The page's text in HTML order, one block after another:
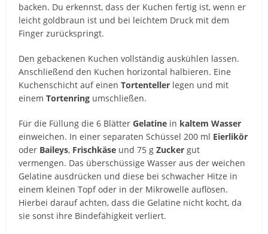
backen. Du erkennst, dass der Kuchen fertig ist, wenn er
leicht goldbraun ist und bei leichtem Druck mit dem
Finger zurückspringt.
Den gebackenen Kuchen vollständig auskühlen lassen.
Anschließend den Kuchen horizontal halbieren. Eine
Kuchenschicht auf einenTortenteller legen und mit
einemTortenring umschließen.
Für die Füllung die 6 BlätterGelatine in kaltem Wasser
einweichen. In einer separaten Schüssel 200 ml Eierlikör
oder Baileys, Frischkäse und 75 gZucker gut
vermengen. Das überschüssige Wasser aus der weichen
Gelatine ausdrücken und diese bei schwacher Hitze in
einem kleinen Topf oder in der Mikrowelle auflösen.
Hierbei darauf achten, dass die Gelatine nicht kocht, da
sie sonst ihre Bindefähigkeit verliert.